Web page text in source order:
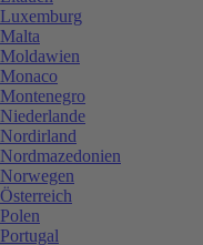
Luxemburg
Malta
Moldawien
Monaco
Montenegro
Niederlande
Nordirland
Nordmazedonien
Norwegen
Österreich
Polen
Portugal